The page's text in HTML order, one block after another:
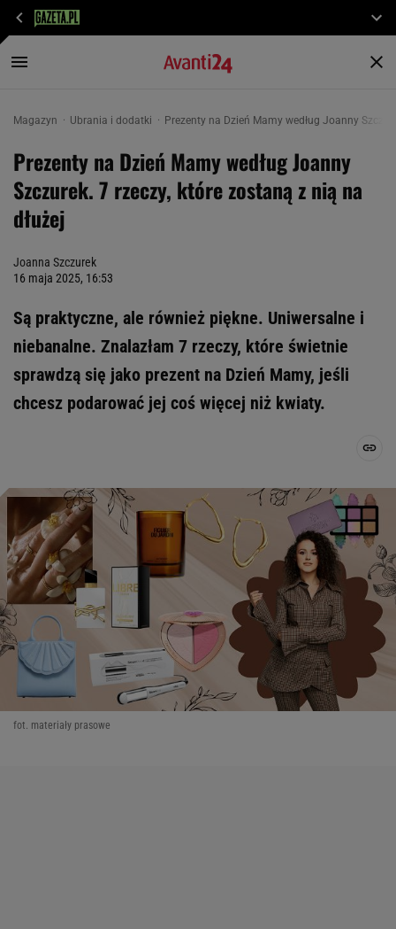
Magazyn Ubrania i dodatki Prezenty na Dzień Mamy według Joanny
Prezenty na Dzień Mamy według Joanny
Szczurek. 7 rzeczy, które zostaną z nią na
dłużej
Joanna Szczurek
16 maja 2025, 16:53
Są praktyczne, ale również piękne. Uniwersalne i
niebanalne. Znalazłam 7 rzeczy, które świetnie
sprawdzą się jako prezent na Dzień Mamy, jeśli
chcesz podarować jej coś więcej niż kwiaty.
fot. materiały prasowe